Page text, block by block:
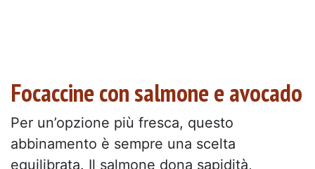
Focaccine con salmone e avocado
Per un’opzione più fresca, questo
abbinamento è sempre una scelta
equilibrata. Il salmone dona sapidità,